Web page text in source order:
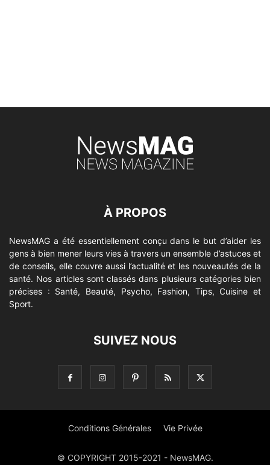
À PROPOS
NewsMAG a été essentiellement conçu dans le but d’aider les
gens à bien mener leurs vies à travers un ensemble d’astuces et
de conseils, elle couvre aussi l’actualité et les nouveautés de la
santé. Nos articles sont classés dans plusieurs catégories bien
précises : Santé, Beauté, Psycho, Fashion, Tips, Cuisine et
Sport.
SUIVEZ NOUS
Conditions Générales Vie Privée
© COPYRIGHT 2015-2021 - NewsMAG.